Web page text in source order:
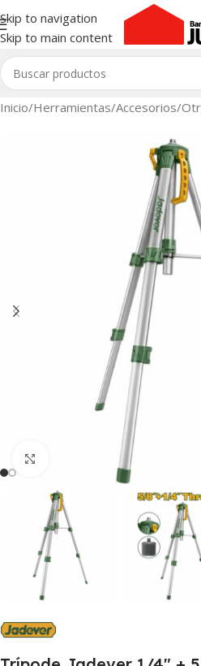
Skip to navigation
Skip to main content
Inicio/Herramientas/Accesorios/
Clic para ampliar